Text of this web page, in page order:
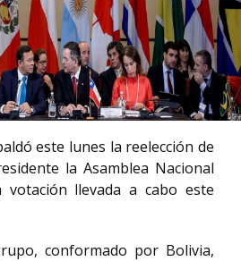
este lunes la reelección de
la Asamblea Nacional
llevada a cabo este
conformado por Bolivia,